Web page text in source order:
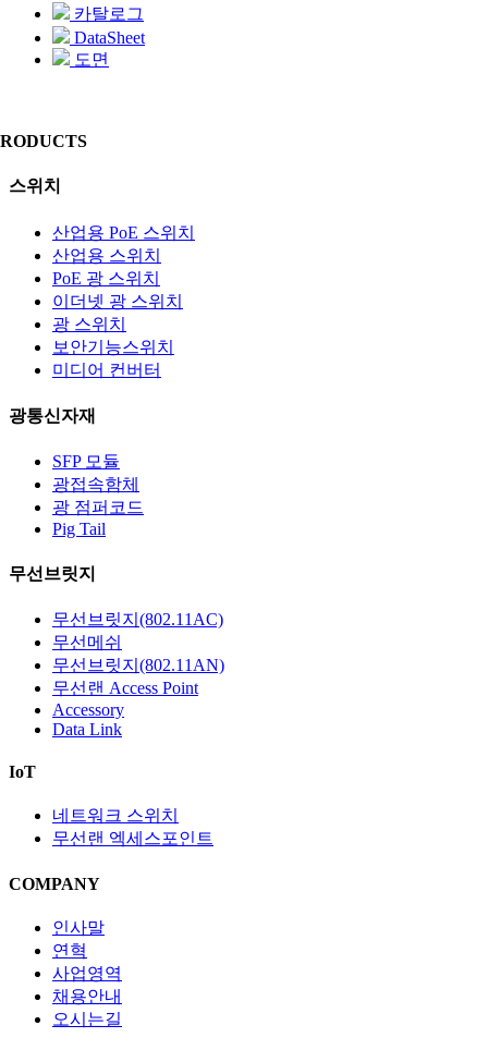
카탈로그
DataSheet
도면
스위치
산업용 PoE 스위치
산업용 스위치
PoE 광 스위치
이더넷 광 스위치
광 스위치
보안기능스위치
미디어 컨버터
광통신자재
SFP 모듈
광접속함체
광 점퍼코드
Pig Tail
무선브릿지
무선브릿지(802.11AC)
무선메쉬
무선브릿지(802.11AN)
무선랜 Access Point
Accessory
Data Link
IoT
네트워크 스위치
무선랜 엑세스포인트
COMPANY
인사말
연혁
사업영역
채용안내
오시는길